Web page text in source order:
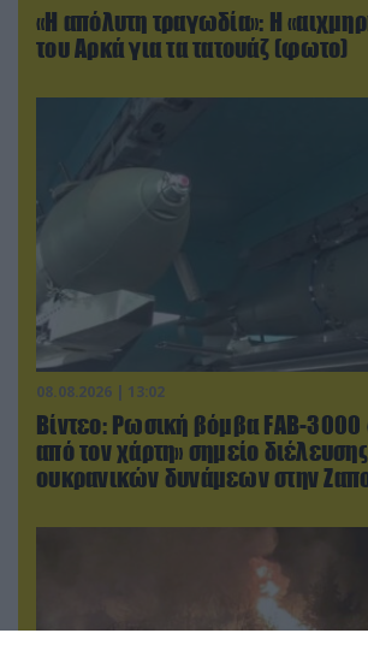
«Η απόλυτη τραγωδία»: Η
του Αρκά για τα τατουάζ (φωτο)
08.08.2026 | 13:02
Βίντεο: Ρωσική βόμβα FAB-3000
από τον χάρτη» σημείο
ουκρανικών δυνάμεων στην